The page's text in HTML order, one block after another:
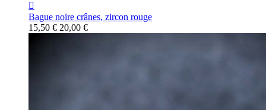

Bague noire crânes, zircon rouge
15,50 € 20,00 €